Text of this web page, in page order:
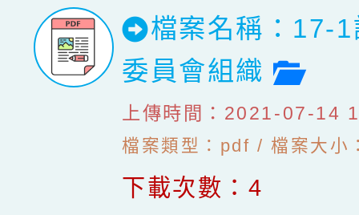
檔案名稱：17-
委員會組織
檔
上傳時間：2021-07-14
檔案類型：pdf / 檔案大小
下載次數：4